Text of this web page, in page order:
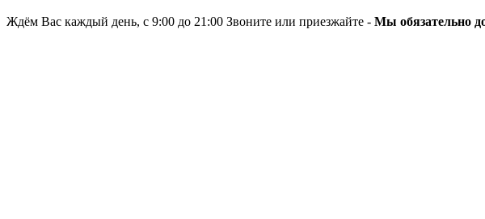
Ждём Вас каждый день, с 9:00 до 21:00 Звоните или приезжайте - Мы обязательно